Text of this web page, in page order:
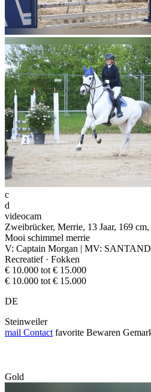
c
d
videocam
Zweibrücker, Merrie, 13 Jaar, 169
Mooi schimmel merrie
V: Captain Morgan | MV:
Recreatief · Fokken
€ 10.000 tot € 15.000
€ 10.000 tot € 15.000
DE
Steinweiler
mail Contact favorite Bewaren
Gold